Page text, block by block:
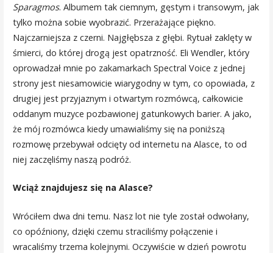
Sparagmos. Albumem tak ciemnym, gęstym i transowym, jak
tylko można sobie wyobrazić. Przerażające piękno.
Najczarniejsza z czerni. Najgłębsza z głębi. Rytuał zaklęty w
śmierci, do której drogą jest opatrzność. Eli Wendler, który
oprowadzał mnie po zakamarkach Spectral Voice z jednej
strony jest niesamowicie wiarygodny w tym, co opowiada, z
drugiej jest przyjaznym i otwartym rozmówcą, całkowicie
oddanym muzyce pozbawionej gatunkowych barier. A jako,
że mój rozmówca kiedy umawialiśmy się na poniższą
rozmowę przebywał odcięty od internetu na Alasce, to od
niej zaczęliśmy naszą podróż.
Wciąż znajdujesz się na Alasce?
Wróciłem dwa dni temu. Nasz lot nie tyle został odwołany,
co opóźniony, dzięki czemu straciliśmy połączenie i
wracaliśmy trzema kolejnymi. Oczywiście w dzień powrotu